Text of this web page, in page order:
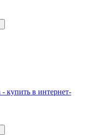
купить в интернет-